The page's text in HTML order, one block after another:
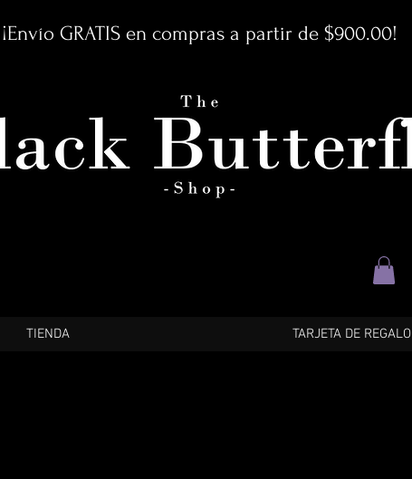
¡Envío GRATIS en compras a partir de $900.00!
TIENDA TARJETA DE REGALO